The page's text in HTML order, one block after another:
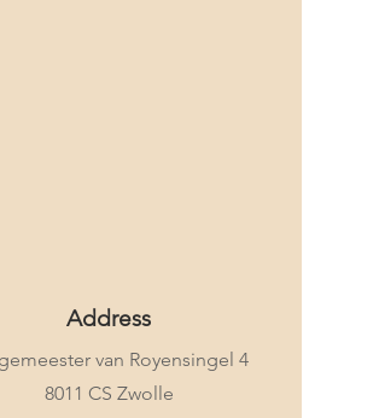
Address
van Royensingel 4
8011 CS Zwolle